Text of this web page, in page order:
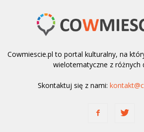
Cowmiescie.pl to portal kulturalny, na
wielotematyczne z różnych
Skontaktuj się z nami: